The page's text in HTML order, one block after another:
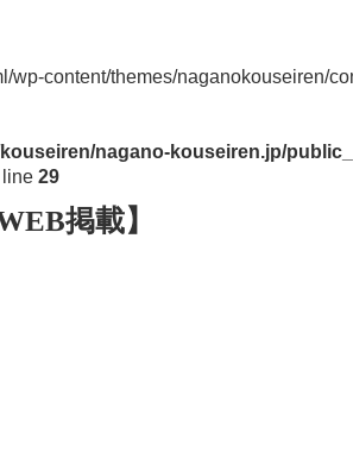
content/themes/naganokouseiren/
nagano-kouseiren.jp/
29
掲載】